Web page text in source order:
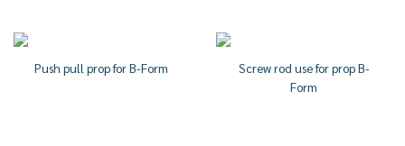
Push pull prop for B-Form
Screw rod use for prop B-
Form